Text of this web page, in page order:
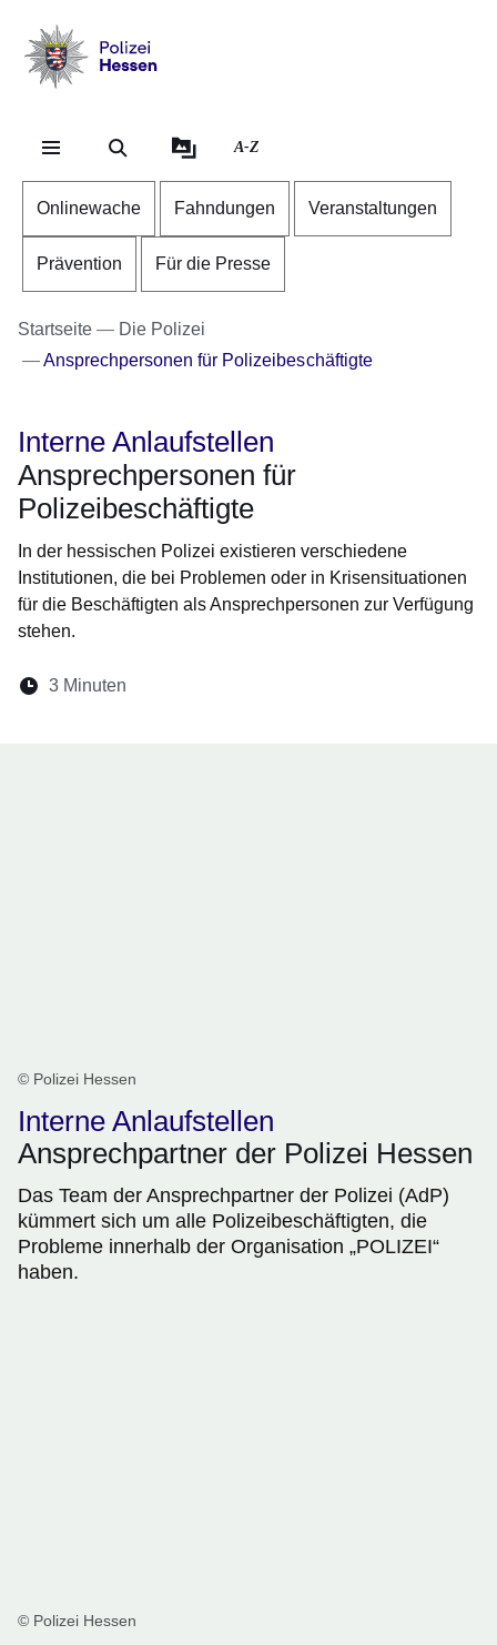
Hessen
A-Z
Onlinewache Fahndungen Veranstaltungen
Prävention Für die Presse
Startseite
Die Polizei
Ansprechpersonen für Polizeibeschäftigte
Interne Anlaufstellen
Ansprechpersonen für
Polizeibeschäftigte
In der hessischen Polizei existieren verschiedene
Institutionen, die bei Problemen oder in Krisensituationen
für die Beschäftigten als Ansprechpersonen zur Verfügung
stehen.
Lesedauer:
3 Minuten
© Polizei Hessen
Interne Anlaufstellen
Ansprechpartner der Polizei Hessen
Das Team der Ansprechpartner der Polizei (AdP)
kümmert sich um alle Polizeibeschäftigten, die
Probleme innerhalb der Organisation „POLIZEI“
haben.
© Polizei Hessen